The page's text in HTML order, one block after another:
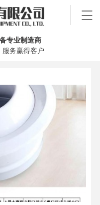
专业制造商
服务赢得客户